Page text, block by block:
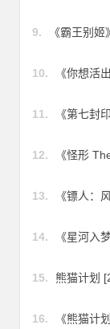
9.
《霸王别姬
10.
《你想活
11.
《第七封
12.
《怪形
13.
《镖人：
14.
《星河入
15.
熊猫计划
16.
《熊猫计